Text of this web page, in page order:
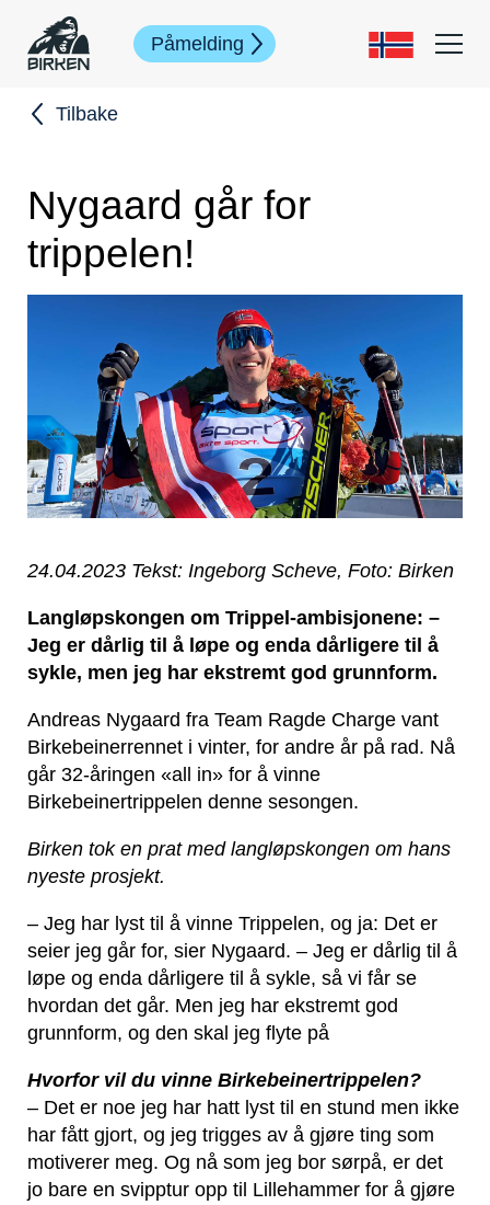
Påmelding
Tilbake
Nygaard går for
trippelen!
24.04.2023 Tekst: Ingeborg Scheve, Foto: Birken
Langløpskongen om Trippel-ambisjonene: –
Jeg er dårlig til å løpe og enda dårligere til å
sykle, men jeg har ekstremt god grunnform.
Andreas Nygaard fra Team Ragde Charge vant
Birkebeinerrennet i vinter, for andre år på rad. Nå
går 32-åringen «all in» for å vinne
Birkebeinertrippelen denne sesongen.
Birken tok en prat med langløpskongen om hans
nyeste prosjekt.
– Jeg har lyst til å vinne Trippelen, og ja: Det er
seier jeg går for, sier Nygaard. – Jeg er dårlig til å
løpe og enda dårligere til å sykle, så vi får se
hvordan det går. Men jeg har ekstremt god
grunnform, og den skal jeg flyte på
Hvorfor vil du vinne Birkebeinertrippelen?
– Det er noe jeg har hatt lyst til en stund men ikke
har fått gjort, og jeg trigges av å gjøre ting som
motiverer meg. Og nå som jeg bor sørpå, er det
jo bare en svipptur opp til Lillehammer for å gjøre